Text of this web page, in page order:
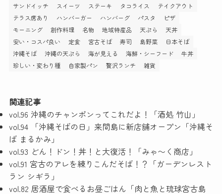
サンドイッチ
スイーツ ステーキ タコライス
テイクアウト
テラス席あり
ハンバーガー ハンバーグ パスタ
ピザ
モーニング
創作料理 名物 地域特産品 天ぷら
天丼
安い・コスパ良い
定食 宮古そば 寿司 島野菜
日本そば
沖縄そば
沖縄の天ぷら 海が見える 海鮮・シーフード
牛丼
珍しい・変わり種
自家製パン 贅沢ランチ 雑貨
関連記事
vol.96 沖縄のチャンポンってこれだよ！「酒処 竹山」
vol.94 「沖縄そばの日」来間島に新店舗オープン「沖縄そ
ば まるかみ」
vol.93 どん！ドン！丼！と大復活！「みゃ〜く商店」
vol.91 宮古のアレを練りこんだそば！？「ガーデンレスト
ラン シギラ」
vol.82 居酒屋で食べるお昼ごはん「肉と魚と琉球宮古島